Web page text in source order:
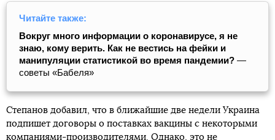
Читайте также:
Вокруг много информации о коронавирусе, я не
знаю, кому верить. Как не вестись на фейки и
манипуляции статистикой во время пандемии? —
советы «Бабеля»
Степанов добавил, что в ближайшие две недели Украина
подпишет договоры о поставках вакцины с некоторыми
компаниями-производителями. Однако, это не